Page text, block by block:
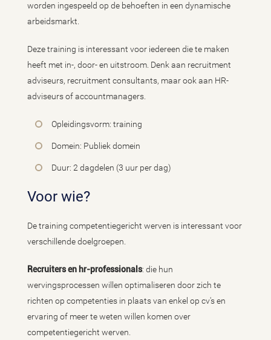
worden ingespeeld op de behoeften in een dynamische
arbeidsmarkt.
Deze training is interessant voor iedereen die te maken
heeft met in-, door- en uitstroom. Denk aan recruitment
adviseurs, recruitment consultants, maar ook aan HR-
adviseurs of accountmanagers.
Opleidingsvorm: training
Domein: Publiek domein
Duur: 2 dagdelen (3 uur per dag)
Voor wie?
De training competentiegericht werven is interessant voor
verschillende doelgroepen.
Recruiters en hr-professionals: die hun
wervingsprocessen willen optimaliseren door zich te
richten op competenties in plaats van enkel op cv's en
ervaring of meer te weten willen komen over
competentiegericht werven.